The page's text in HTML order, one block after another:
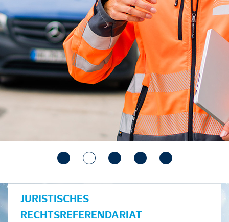
JURISTISCHES
RECHTSREFERENDARIAT